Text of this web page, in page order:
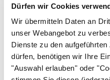
Dürfen wir Cookies
Wir übermitteln Daten an
unser Webangebot zu
Dienste zu den
dürfen, benötigen wir Ihre
"Auswahl erlauben" oder
Häufig kommt es durch
chronischen
Beinvenen. Ursächlich
Venenklappen, die mit